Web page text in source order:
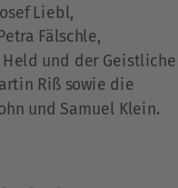
Liebl,
Fälschle,
und der Geistliche
Riß sowie die
und Samuel Klein.